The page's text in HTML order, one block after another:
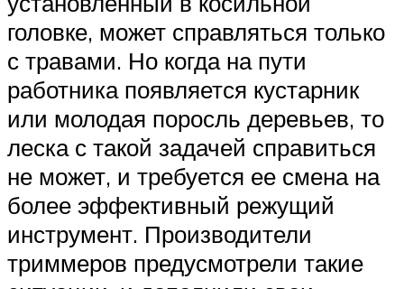
головке, может справляться только
с травами. Но когда на пути
работника появляется кустарник
или молодая поросль деревьев, то
леска с такой задачей справиться
не может, и требуется ее смена на
более эффективный режущий
инструмент. Производители
триммеров предусмотрели такие